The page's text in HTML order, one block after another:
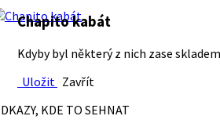
Chapito kabát
Kdyby byl některý z nich zase
Uložit Zavřít
KDE TO SEHNAT